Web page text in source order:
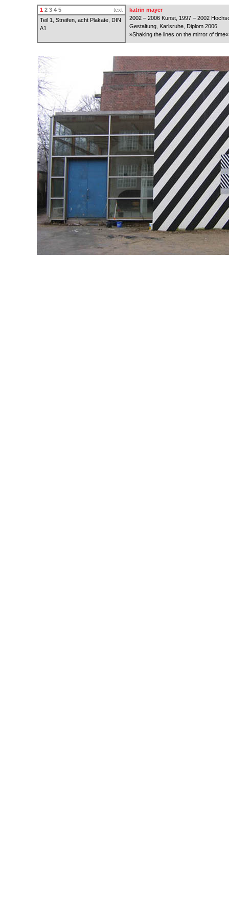
1 2 3 4 5
text
Teil 1, Streifen, acht Plakate, DIN
A1
katrin mayer
2002 – 2006 Kunst, 1997 – 2002
Gestaltung, Karlsruhe, Diplom 2006
»Shaking the lines on the mirror of time«